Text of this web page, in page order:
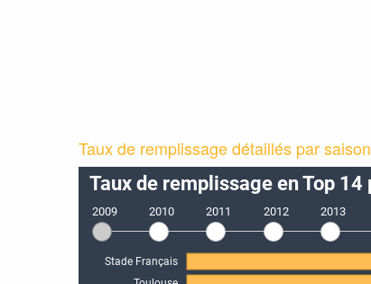
Taux de remplissage détaillés par saison